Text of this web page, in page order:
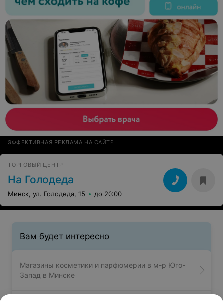
ЭФФЕКТИВНАЯ РЕКЛАМА НА САЙТЕ
ТОРГОВЫЙ ЦЕНТР
На Голодеда
Минск, ул. Голодеда, 15 до 20:00
Вам будет интересно
Магазины косметики и парфюмерии в м-р Юго-
Запад в Минске